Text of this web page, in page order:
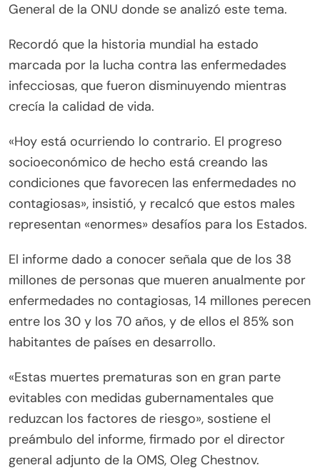
General de la ONU donde se analizó este tema.
Recordó que la historia mundial ha estado
marcada por la lucha contra las enfermedades
infecciosas, que fueron disminuyendo mientras
crecía la calidad de vida.
«Hoy está ocurriendo lo contrario. El progreso
socioeconómico de hecho está creando las
condiciones que favorecen las enfermedades no
contagiosas», insistió, y recalcó que estos males
representan «enormes» desafíos para los Estados.
El informe dado a conocer señala que de los 38
millones de personas que mueren anualmente por
enfermedades no contagiosas, 14 millones perecen
entre los 30 y los 70 años, y de ellos el 85% son
habitantes de países en desarrollo.
«Estas muertes prematuras son en gran parte
evitables con medidas gubernamentales que
reduzcan los factores de riesgo», sostiene el
preámbulo del informe, firmado por el director
general adjunto de la OMS, Oleg Chestnov.